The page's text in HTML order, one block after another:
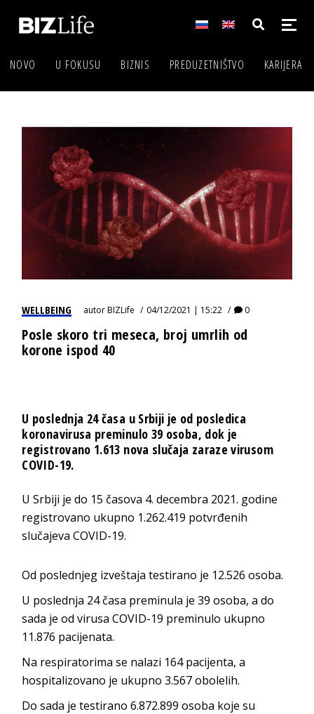
NOVO U FOKUSU BIZNIS PREDUZETNIŠTVO KARIJERA
WELLBEING autorBIZLife 04/12/2021 | 15:22 0
Posle skoro tri meseca, broj umrlih od
korone ispod 40
U poslednja 24 časa u Srbiji je od posledica
koronavirusa preminulo 39 osoba, dok je
registrovano 1.613 nova slučaja zaraze virusom
COVID-19.
U Srbiji je do 15 časova 4. decembra 2021. godine
registrovano ukupno 1.262.419 potvrđenih
slučajeva COVID-19.
Od poslednjeg izveštaja testirano je 12.526 osoba.
U poslednja 24 časa preminula je 39 osoba, a do
sada je od virusa COVID-19 preminulo ukupno
11.876 pacijenata.
Na respiratorima se nalazi 164 pacijenta, a
hospitalizovano je ukupno 3.567 obolelih.
Do sada je testirano 6.872.899 osoba koje su